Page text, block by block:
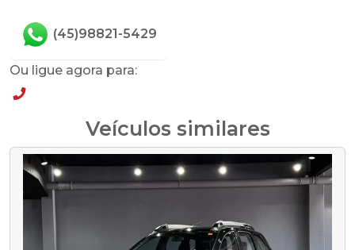
(45)98821-5429
Ou ligue agora para:
Veículos similares